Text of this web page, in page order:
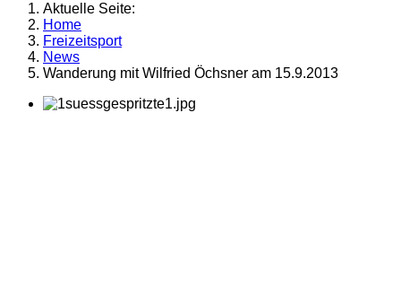
Aktuelle Seite:
Home
Freizeitsport
News
Wanderung mit Wilfried Öchsner am 15.9.2013